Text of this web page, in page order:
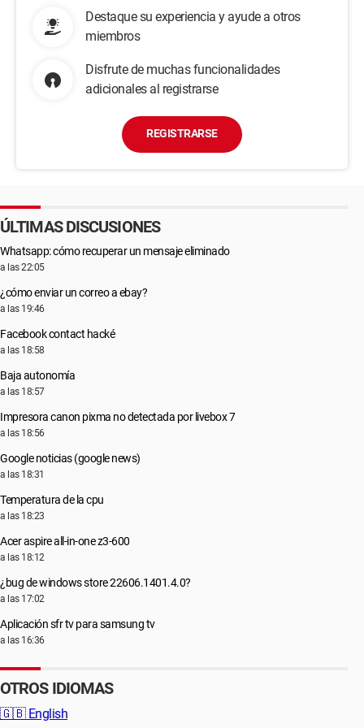
Destaque su experiencia y ayude a otros
miembros
Disfrute de muchas funcionalidades
adicionales al registrarse
REGISTRARSE
ÚLTIMAS DISCUSIONES
Whatsapp: cómo recuperar un mensaje eliminado
a las 22:05
¿cómo enviar un correo a ebay?
a las 19:46
Facebook contact hacké
a las 18:58
Baja autonomía
a las 18:57
Impresora canon pixma no detectada por livebox 7
a las 18:56
Google noticias (google news)
a las 18:31
Temperatura de la cpu
a las 18:23
Acer aspire all-in-one z3-600
a las 18:12
¿bug de windows store 22606.1401.4.0?
a las 17:02
Aplicación sfr tv para samsung tv
a las 16:36
OTROS IDIOMAS
🇬🇧 English